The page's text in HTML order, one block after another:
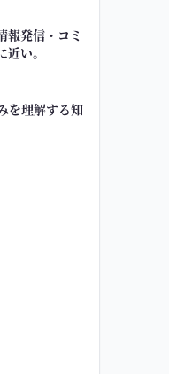
報発信・コミ
い。
を理解する知